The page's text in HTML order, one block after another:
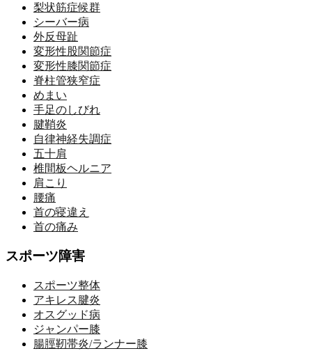
梨状筋症候群
シーバー病
外反母趾
変形性股関節症
変形性膝関節症
脊柱管狭窄症
めまい
手足のしびれ
腱鞘炎
自律神経失調症
五十肩
椎間板ヘルニア
肩こり
腰痛
首の寝違え
首の痛み
スポーツ障害
スポーツ整体
アキレス腱炎
オスグッド病
ジャンパー膝
腸脛靭帯炎/ランナー膝